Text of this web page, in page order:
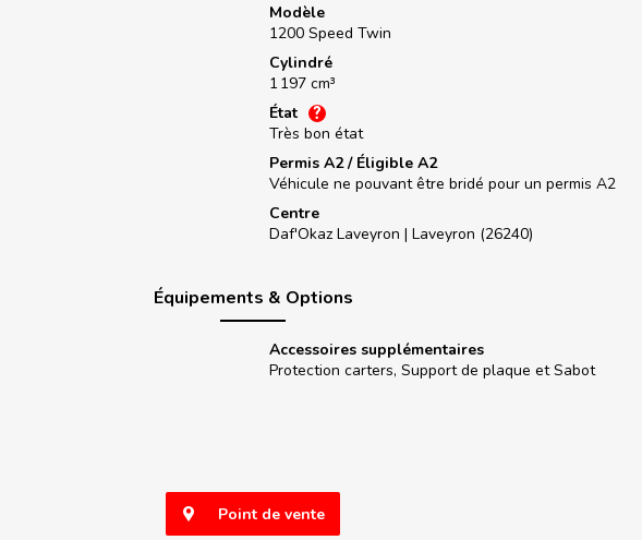
Modèle
1200 Speed Twin
Cylindré
1 197 cm³
État
Très bon état
Permis A2 / Éligible A2
Véhicule ne pouvant être bridé pour un permis A2
Centre
Daf'Okaz Laveyron | Laveyron (26240)
Équipements & Options
Accessoires supplémentaires
Protection carters, Support de plaque et Sabot
Point de vente